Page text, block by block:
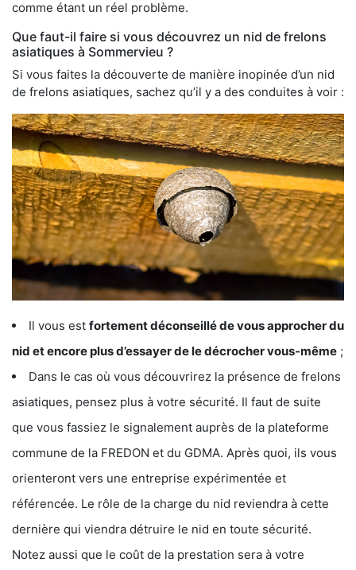
comme étant un réel problème.
Que faut-il faire si vous découvrez un nid de frelons
asiatiques à Sommervieu ?
Si vous faites la découverte de manière inopinée d’un nid
de frelons asiatiques, sachez qu’il y a des conduites à voir :
Il vous est fortement déconseillé de vous approcher du
nid et encore plus d’essayer de le décrocher vous-même ;
Dans le cas où vous découvrirez la présence de frelons
asiatiques, pensez plus à votre sécurité. Il faut de suite
que vous fassiez le signalement auprès de la plateforme
commune de la FREDON et du GDMA. Après quoi, ils vous
orienteront vers une entreprise expérimentée et
référencée. Le rôle de la charge du nid reviendra à cette
dernière qui viendra détruire le nid en toute sécurité.
Notez aussi que le coût de la prestation sera à votre